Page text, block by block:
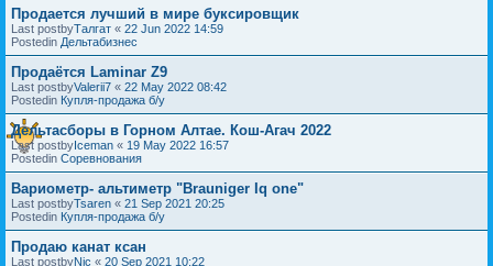
Продается лучший в мире буксировщик
Last postbyТалгат « 22 Jun 2022 14:59
Postedin Дельтабизнес
Продаётся Laminar Z9
Last postbyValerii7 « 22 May 2022 08:42
Postedin Купля-продажа б/у
Дельтасборы в Горном Алтае. Кош-Агач 2022
Last postbyIceman « 19 May 2022 16:57
Postedin Соревнования
Вариометр- альтиметр "Brauniger Iq one"
Last postbyTsaren « 21 Sep 2021 20:25
Postedin Купля-продажа б/у
Продаю канат ксан
Last postbyNic « 20 Sep 2021 10:22